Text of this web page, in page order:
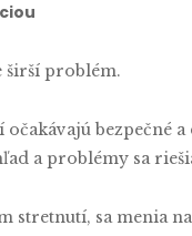
širší problém.
bezpečné
a problémy sa
stretnutí, sa menia